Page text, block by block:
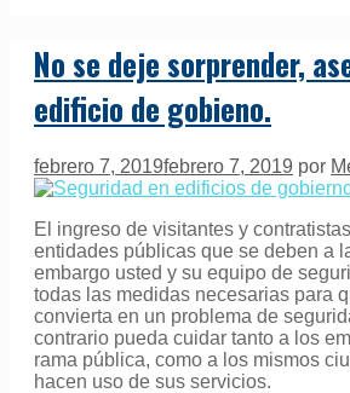
No se deje sorprender,
edificio de gobieno.
febrero 7, 2019febrero 7, 2019 por
El ingreso de visitantes y
entidades públicas que se deben a
embargo usted y su equipo de
todas las medidas necesarias para
convierta en un problema de
contrario pueda cuidar tanto a los
rama pública, como a los mismos
hacen uso de sus servicios.